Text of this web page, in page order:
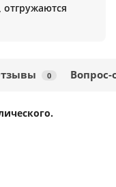
0 Вопрос-